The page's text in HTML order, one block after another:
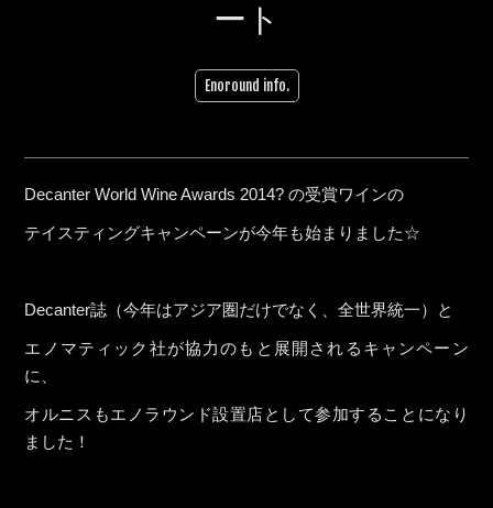
ート
Enoround info.
Decanter World Wine Awards 2014? の受賞ワインの
テイスティングキャンペーンが今年も始まりました☆
Decanter誌（今年はアジア圏だけでなく、全世界統一）と
エノマティック社が協力のもと展開されるキャンペーン
に、
オルニスもエノラウンド設置店として参加することになり
ました！